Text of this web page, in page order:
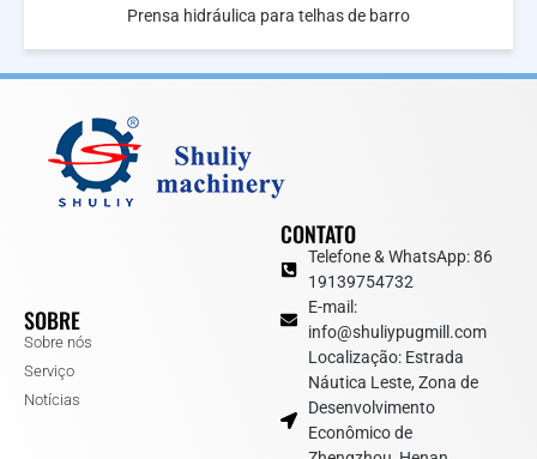
Prensa hidráulica para telhas de barro
SOBRE
Sobre nós
Serviço
Notícias
CONTATO
Telefone & WhatsApp: 86
19139754732
E-mail:
info@shuliypugmill.com
Localização: Estrada
Náutica Leste, Zona de
Desenvolvimento
Econômico de